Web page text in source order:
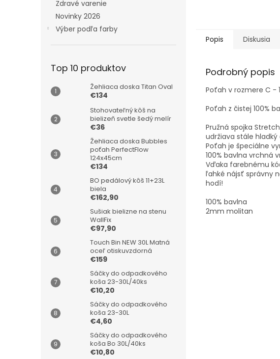
Zdravé varenie
Novinky 2026
Výber podľa farby
Top 10 produktov
Žehliaca doska Titan Oval
€134
Stohovateľný kôš na
bielizeň svetle šedý melír
€36
Žehliaca doska Bubbles
poťah PerfectFlow
124x45cm
€134
BO pedálový kôš 11+23L
biela
€162,90
Sušiak bielizne na stenu
WallFix
€97,90
Touch Bin NEW 30L Matná
oceľ otiskuvzdorná
€159
Sáčky do odpadkového
koša 23-30L/40ks
€10,20
Sáčky do odpadkového
koša 23-30L
€4,60
Sáčky do odpadkového
koša Bo 30L/40ks
€10,80
Popis Diskusia
Podrobný popis
Poťah v rozmere C -
Poťah z čistej 100%
Pružná spojka
udržiava stále
Poťah je špeciálne
100% bavlna vrchná
Vďaka farebnému
ľahké nájsť správny
hodí!
100% bavlna
2mm molitan